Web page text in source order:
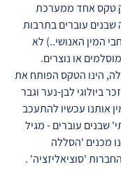
טקס אחד ממערכת
עוברים בתרבות
המין האנושי..) לא
או נוצרים.
הינו הטקס הפותח את
ביולוגי לבן-נער וגבר
אותנו עכשיו להתעכב
שבנים עוברים - מגיל
מכנים 'הסללה
'סוציאליזציה' .